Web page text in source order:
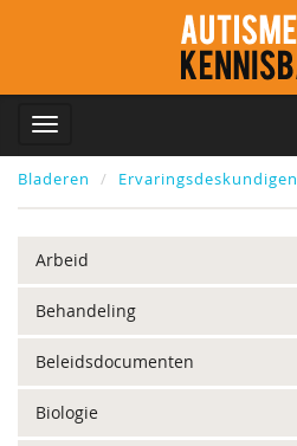
Bladeren Ervaringsdeskundigen
Arbeid
Behandeling
Beleidsdocumenten
Biologie